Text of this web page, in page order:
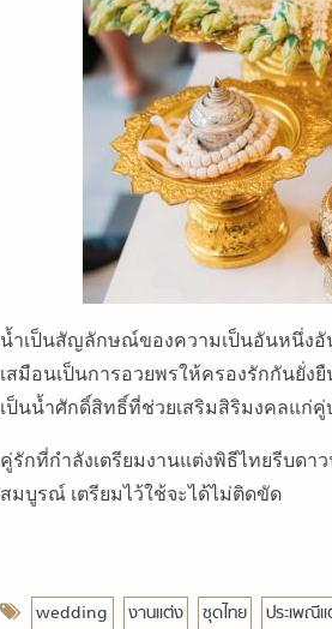
น้ำเป็นสัญลักษณ์ของความเป็นอันหนึ่งอั
เสมือนเป็นการอวยพรให้ครองรักกันยั่
เป็นน้ำศักดิ์สิทธิ์ที่ช่วยเสริมสิริมงคลแก่คู่
คู่รักที่กำลังเตรียมงานแต่งพิธีไทยรีบดา
สมบูรณ์ เตรียมไว้ใช้จะได้ไม่ติดขัด
wedding งานแต่ง ชุดไทย ประเพณี